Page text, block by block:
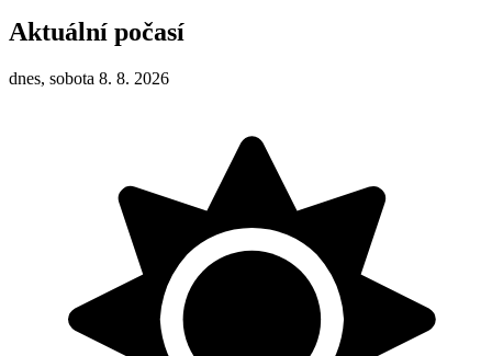
Aktuální počasí
dnes, sobota 8. 8. 2026